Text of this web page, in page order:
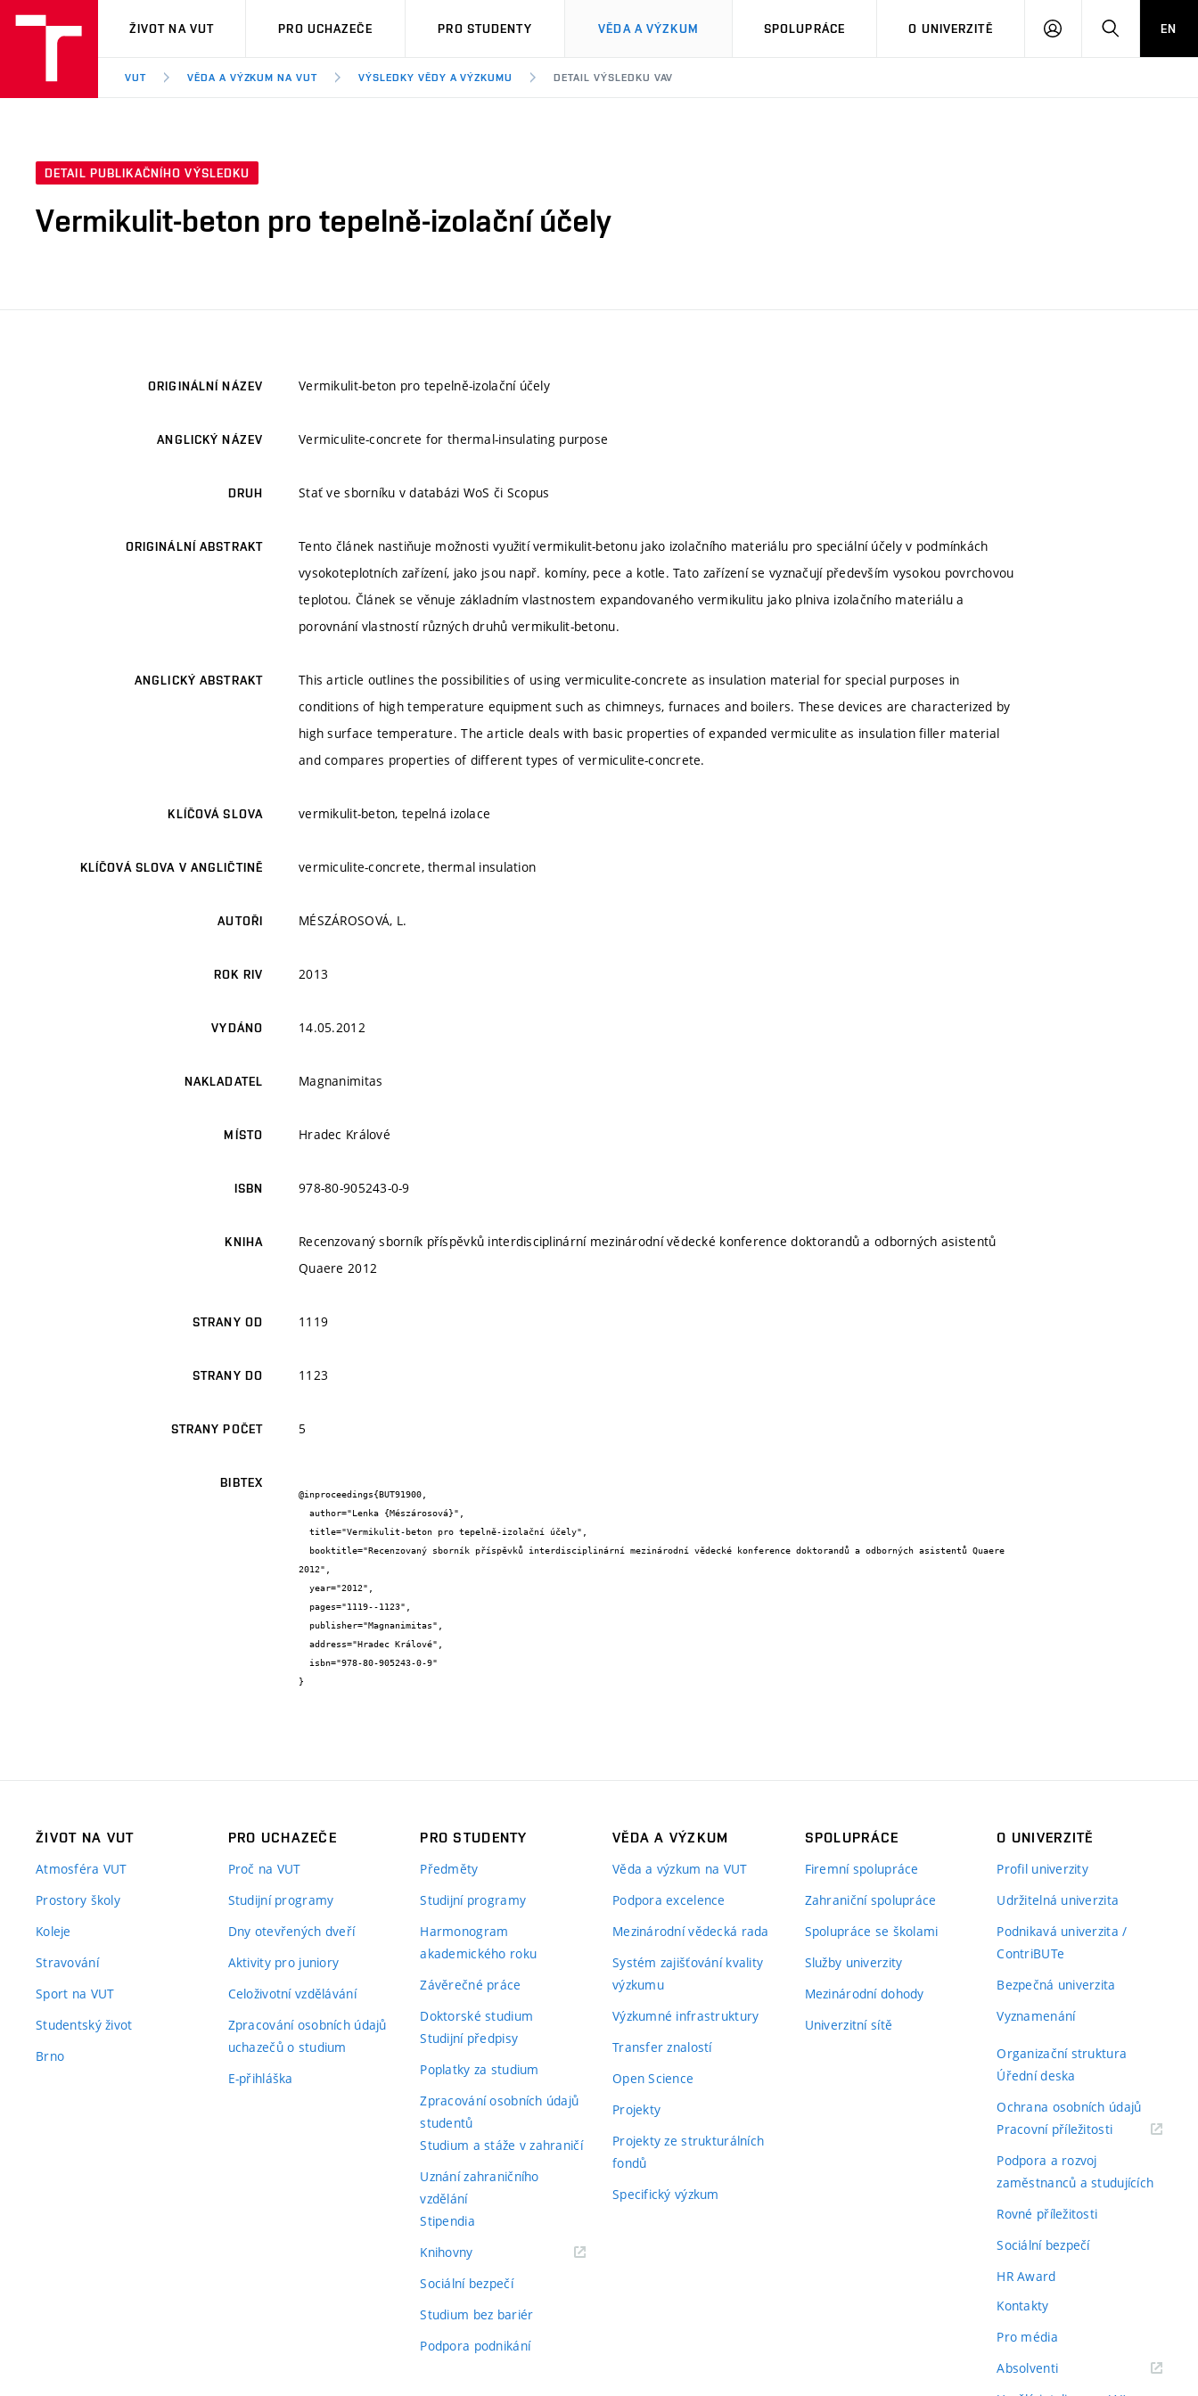
VUT
ŽIVOT NA VUT PRO UCHAZEČE PRO STUDENTY VĚDA A VÝZKUM SPOLUPRÁCE O UNIVERZITĚ
PŘIHLÁSIT HLEDATEN
VUT VĚDA A VÝZKUM NA VUT VÝSLEDKY VĚDY A VÝZKUMU DETAIL VÝSLEDKU VAV
DETAIL PUBLIKAČNÍHO VÝSLEDKU
Vermikulit-beton pro tepelně-izolační účely
ORIGINÁLNÍ NÁZEV Vermikulit-beton pro tepelně-izolační účely
ANGLICKÝ NÁZEV Vermiculite-concrete for thermal-insulating purpose
DRUH Stať ve sborníku v databázi WoS či Scopus
ORIGINÁLNÍ ABSTRAKT
Tento článek nastiňuje možnosti využití vermikulit-betonu jako izolačního materiálu pro speciální účely v podmínkách
vysokoteplotních zařízení, jako jsou např. komíny, pece a kotle. Tato zařízení se vyznačují především vysokou povrchovou
teplotou. Článek se věnuje základním vlastnostem expandovaného vermikulitu jako plniva izolačního materiálu a
porovnání vlastností různých druhů vermikulit-betonu.
ANGLICKÝ ABSTRAKT
This article outlines the possibilities of using vermiculite-concrete as insulation material for special purposes in
conditions of high temperature equipment such as chimneys, furnaces and boilers. These devices are characterized by
high surface temperature. The article deals with basic properties of expanded vermiculite as insulation filler material
and compares properties of different types of vermiculite-concrete.
KLÍČOVÁ SLOVA vermikulit-beton, tepelná izolace
KLÍČOVÁ SLOVA V ANGLIČTINĚ vermiculite-concrete, thermal insulation
AUTOŘI MÉSZÁROSOVÁ, L.
ROK RIV 2013
VYDÁNO 14.05.2012
NAKLADATEL Magnanimitas
MÍSTO Hradec Králové
ISBN 978-80-905243-0-9
KNIHA
Recenzovaný sborník příspěvků interdisciplinární mezinárodní vědecké konference doktorandů a odborných asistentů
Quaere 2012
STRANY OD 1119
STRANY DO 1123
STRANY POČET 5
BIBTEX
@inproceedings{BUT91900,
2012",
}
ŽIVOT NA VUT
Atmosféra VUT
Prostory školy
Koleje
Stravování
Sport na VUT
Studentský život
Brno
PRO UCHAZEČE
Proč na VUT
Studijní programy
Dny otevřených dveří
Aktivity pro juniory
Celoživotní vzdělávání
Zpracování osobních údajů
uchazečů o studium
E-přihláška
PRO STUDENTY
Předměty
Studijní programy
Harmonogram
akademického roku
Závěrečné práce
Doktorské studium
Studijní předpisy
Poplatky za studium
Zpracování osobních údajů
studentů
Studium a stáže v zahraničí
Uznání zahraničního
vzdělání
Stipendia
Knihovny(externí
Sociální bezpečí
Studium bez bariér
Podpora podnikání
VĚDA A VÝZKUM
Věda a výzkum na VUT
Podpora excelence
Mezinárodní vědecká rada
Systém zajišťování kvality
výzkumu
Výzkumné infrastruktury
Transfer znalostí
Open Science
Projekty
Projekty ze strukturálních
fondů
Specifický výzkum
SPOLUPRÁCE
Firemní spolupráce
Zahraniční spolupráce
Spolupráce se školami
Služby univerzity
Mezinárodní dohody
Univerzitní sítě
O UNIVERZITĚ
Profil univerzity
Udržitelná univerzita
Podnikavá univerzita /
ContriBUTe
Bezpečná univerzita
Vyznamenání
Organizační struktura
Úřední deska
Ochrana osobních údajů
Pracovní příležitosti(externí
Podpora a rozvoj
zaměstnanců a studujících
Rovné příležitosti
Sociální bezpečí
HR Award
Kontakty
Pro média
Absolventi(externí